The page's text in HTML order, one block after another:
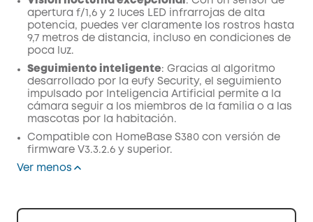
apertura f/1,6 y 2 luces LED infrarrojas de alta
potencia, puedes ver claramente los rostros hasta
9,7 metros de distancia, incluso en condiciones de
poca luz.
Seguimiento inteligente: Gracias al algoritmo
desarrollado por la eufy Security, el seguimiento
impulsado por Inteligencia Artificial permite a la
cámara seguir a los miembros de la familia o a las
mascotas por la habitación.
Compatible con HomeBase S380 con versión de
firmware V3.3.2.6 y superior.
Ver menos